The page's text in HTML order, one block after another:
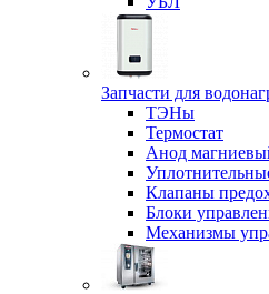
Запчасти для
ТЭНы
Термостат
Анод
Клапаны
Блоки
Механизмы